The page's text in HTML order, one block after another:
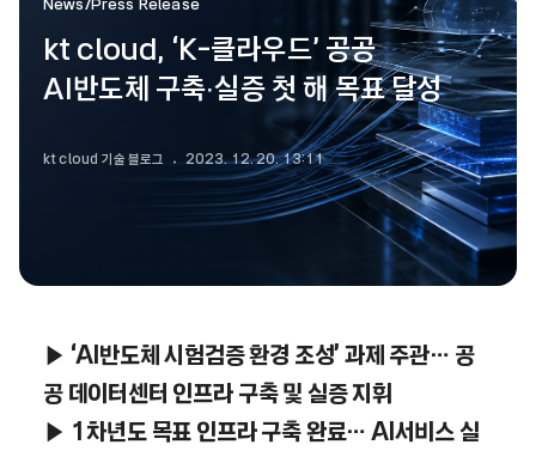
News/Press Release
kt cloud, ‘K-클라우드’ 공공
AI반도체 구축∙실증 첫 해 목표 달성
kt cloud 기술 블로그 2023. 12. 20. 13:11
▶ ‘AI반도체 시험검증 환경 조성’ 과제 주관… 공
공 데이터센터 인프라 구축 및 실증 지휘
▶ 1차년도 목표 인프라 구축 완료… AI서비스 실